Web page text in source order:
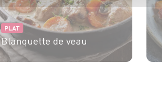
PLAT
Blanquette de veau